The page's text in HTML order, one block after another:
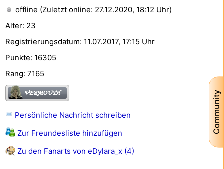
Community
offline (Zuletzt online: 27.12.2020, 18:12 Uhr)
Alter: 23
Registrierungsdatum: 11.07.2017, 17:15 Uhr
Punkte: 16305
Rang: 7165
Persönliche Nachricht schreiben
Zur Freundesliste hinzufügen
Zu den Fanarts von eDylara_x (4)